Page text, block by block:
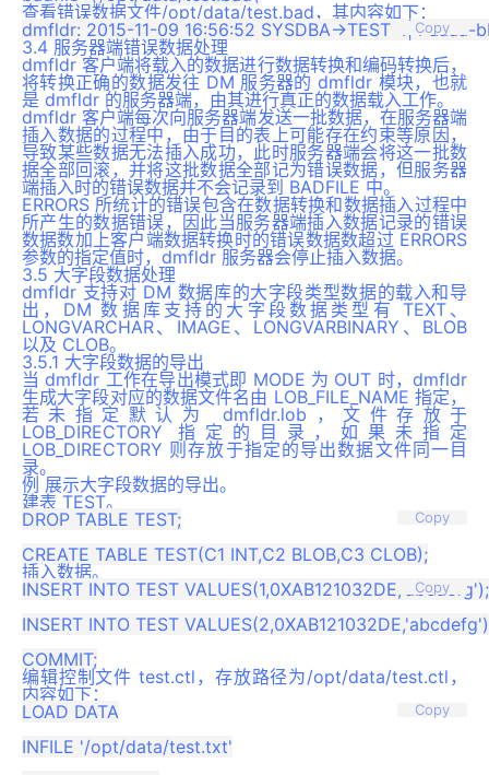
查看错误数据文件/opt/data/test.bad，其内容如下：
Copy
3.4 服务器端错误数据处理
dmfldr 客户端将载入的数据进行数据转换和编码转换后，
将转换正确的数据发往 DM 服务器的 dmfldr 模块，也就
是 dmfldr 的服务器端，由其进行真正的数据载入工作。
dmfldr 客户端每次向服务器端发送一批数据，在服务器端
插入数据的过程中，由于目的表上可能存在约束等原因，
导致某些数据无法插入成功，此时服务器端会将这一批数
据全部回滚，并将这批数据全部记为错误数据，但服务器
端插入时的错误数据并不会记录到 BADFILE 中。
ERRORS 所统计的错误包含在数据转换和数据插入过程中
所产生的数据错误，因此当服务器端插入数据记录的错误
数据数加上客户端数据转换时的错误数据数超过 ERRORS
参数的指定值时，dmfldr 服务器会停止插入数据。
3.5 大字段数据处理
dmfldr 支持对 DM 数据库的大字段类型数据的载入和导
出，DM 数据库支持的大字段数据类型有 TEXT、
LONGVARCHAR、IMAGE、LONGVARBINARY、BLOB
以及 CLOB。
3.5.1 大字段数据的导出
当 dmfldr 工作在导出模式即 MODE 为 OUT 时，dmfldr
生成大字段对应的数据文件名由 LOB_FILE_NAME 指定，
若未指定默认为 dmfldr.lob，文件存放于
LOB_DIRECTORY 指定的目录，如果未指定
LOB_DIRECTORY 则存放于指定的导出数据文件同一目
录。
例 展示大字段数据的导出。
建表 TEST。
Copy
DROP TABLE TEST;
插入数据。
Copy
INSERT INTO TEST VALUES(1,0XAB121032DE,'abcdefg');
INSERT INTO TEST
编辑控制文件 test.ctl，存放路径为/opt/data/test.ctl，
内容如下：
Copy
LOAD DATA
INFILE '/opt/data/test.txt'